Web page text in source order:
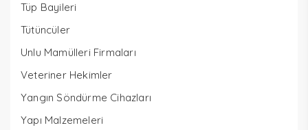
Tüp Bayileri
Tütüncüler
Unlu Mamülleri Firmaları
Veteriner Hekimler
Yangın Söndürme Cihazları
Yapı Malzemeleri